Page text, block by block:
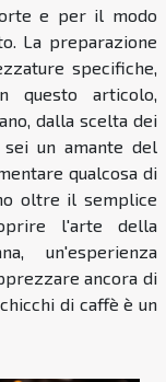
e per il modo
La preparazione
specifiche,
questo articolo,
dalla scelta dei
un amante del
qualcosa di
oltre il semplice
l'arte della
un'esperienza
ancora di
di caffè è un